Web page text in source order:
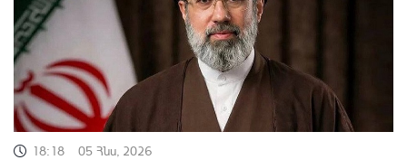
18:18 05 Հնս, 2026